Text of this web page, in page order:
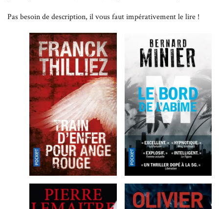
Pas besoin de description, il vous faut impérativement le lire !